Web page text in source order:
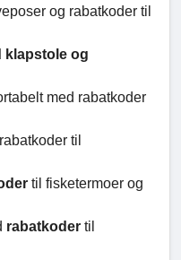
og rabatkoder til
klapstole og
med rabatkoder
til
til fisketermoer og
rabatkoder til